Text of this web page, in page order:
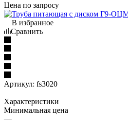
Цена по запросу
В избранное
Сравнить
Артикул: fs3020
Характеристики
Минимальная цена
—